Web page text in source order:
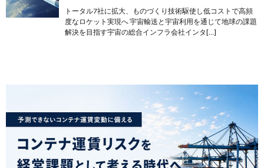
トータル7社に拡大、ものづくり技術駆使し低コストで高頻
度なロケット実現へ 宇宙輸送と宇宙利用を通じて地球の課題
解決を目指す宇宙の総合インフラ会社インタ[…]